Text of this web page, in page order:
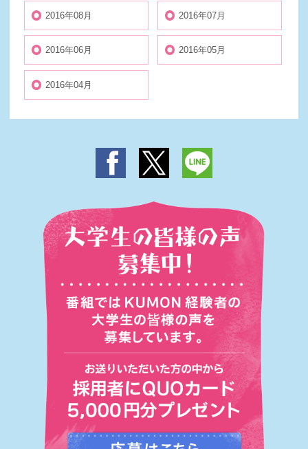
2016年08月 2016年07月
2016年06月 2016年05月
2016年04月